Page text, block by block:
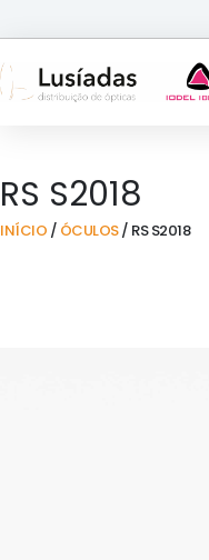
to
content
RS S2018
INÍCIO / ÓCULOS/ RS S2018